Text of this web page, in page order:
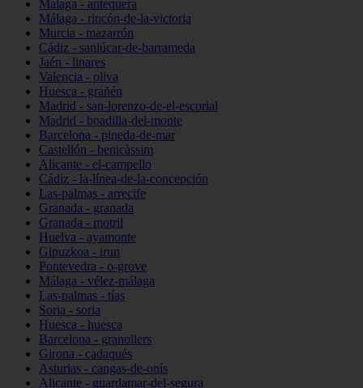
Málaga - antequera
Málaga - rincón-de-la-victoria
Murcia - mazarrón
Cádiz - sanlúcar-de-barrameda
Jaén - linares
Valencia - oliva
Huesca - grañén
Madrid - san-lorenzo-de-el-escorial
Madrid - boadilla-del-monte
Barcelona - pineda-de-mar
Castellón - benicàssim
Alicante - el-campello
Cádiz - la-línea-de-la-concepción
Las-palmas - arrecife
Granada - granada
Granada - motril
Huelva - ayamonte
Gipuzkoa - irun
Pontevedra - o-grove
Málaga - vélez-málaga
Las-palmas - tías
Soria - soria
Huesca - huesca
Barcelona - granollers
Girona - cadaqués
Asturias - cangas-de-onís
Alicante - guardamar-del-segura